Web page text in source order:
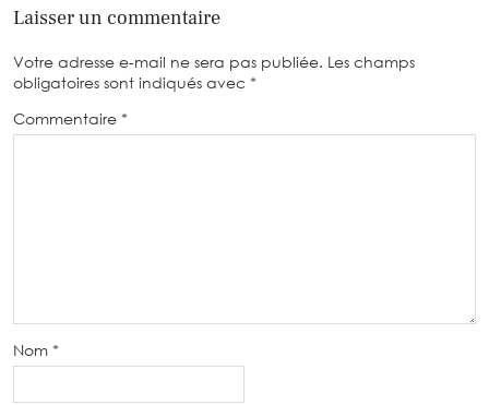
Laisser un commentaire
Votre adresse e-mail ne sera pas publiée. Les champs
obligatoires sont indiqués avec *
Commentaire *
Nom *